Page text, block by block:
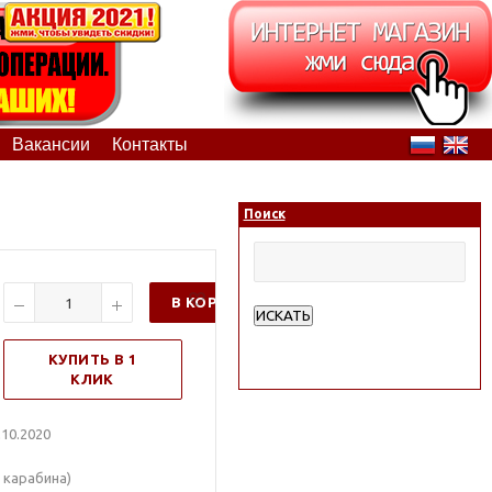
Вакансии Контакты
В КОРЗИНУ
КУПИТЬ В 1
КЛИК
Поиск
ИСКАТЬ